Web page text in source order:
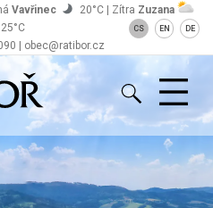
| obec@ratibor.cz
Vavřinec 20°C | Zítra Zuzana
25°C
CS EN DE